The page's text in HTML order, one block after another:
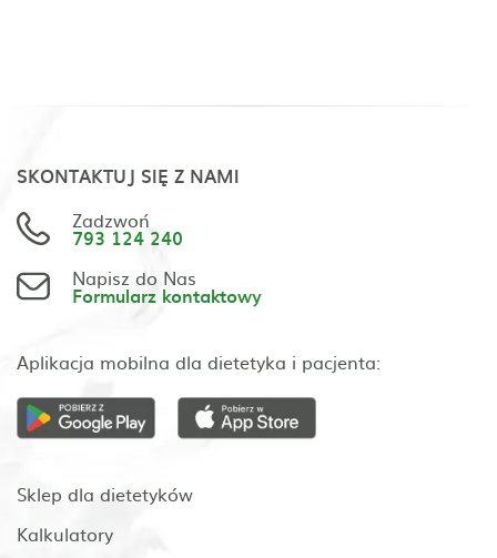
SKONTAKTUJ SIĘ Z NAMI
Zadzwoń
793 124 240
Napisz do Nas
Formularz kontaktowy
Aplikacja mobilna dla dietetyka i pacjenta:
Sklep dla dietetyków
Kalkulatory